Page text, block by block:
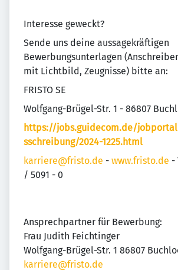
Interesse geweckt?
Sende uns deine aussagekräftigen
Bewerbungsunterlagen
mit Lichtbild, Zeugnisse) bitte an:
FRISTO SE
Wolfgang-Brügel-Str. 1 - 86807
https://jobs.guidecom.de/
sschreibung/2024-1225.html
karriere@fristo.de - www.fristo.de -
/ 5091 - 0
Ansprechpartner für Bewerbung:
Frau Judith Feichtinger
Wolfgang-Brügel-Str. 1 86807
karriere@fristo.de